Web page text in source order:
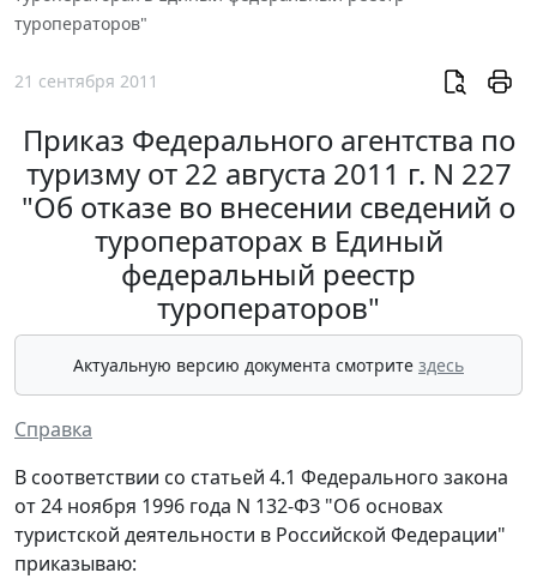
туроператоров"
21 сентября 2011
Приказ Федерального агентства по
туризму от 22 августа 2011 г. N 227
"Об отказе во внесении сведений о
туроператорах в Единый
федеральный реестр
туроператоров"
Актуальную версию документа смотрите здесь
Справка
В соответствии со статьей 4.1 Федерального закона
от 24 ноября 1996 года N 132-ФЗ "Об основах
туристской деятельности в Российской Федерации"
приказываю: